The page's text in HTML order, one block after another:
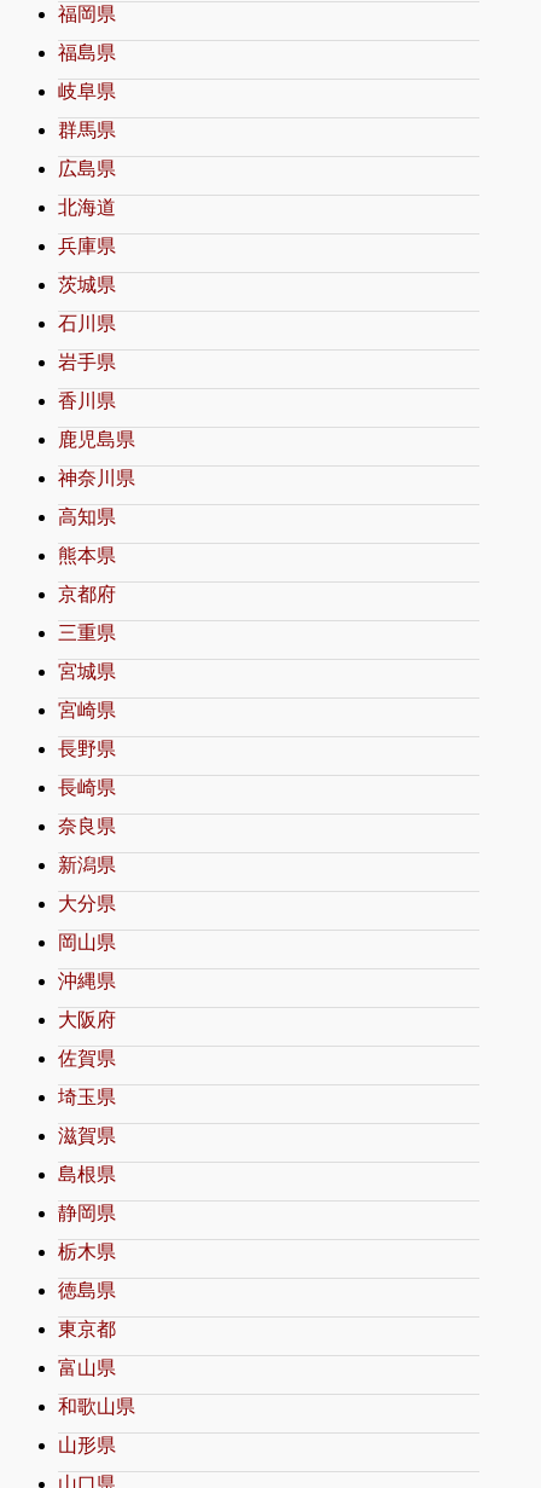
福岡県
福島県
岐阜県
群馬県
広島県
北海道
兵庫県
茨城県
石川県
岩手県
香川県
鹿児島県
神奈川県
高知県
熊本県
京都府
三重県
宮城県
宮崎県
長野県
長崎県
奈良県
新潟県
大分県
岡山県
沖縄県
大阪府
佐賀県
埼玉県
滋賀県
島根県
静岡県
栃木県
徳島県
東京都
富山県
和歌山県
山形県